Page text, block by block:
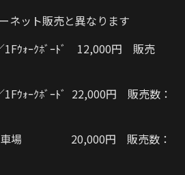
ット販売と異なります
1Fｳｫｰｸﾎﾞｰﾄﾞ 12,000円 販売
ｳｫｰｸﾎﾞｰﾄﾞ 22,000円 販売数：
駐車場 20,000円 販売数：